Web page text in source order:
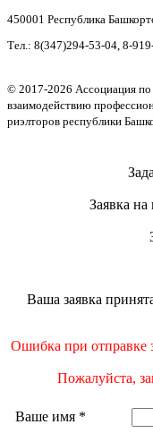
450001 Республика
Тел.: 8(347)294-53-04 8-
© 2017-2026 Ассоциация по
взаимодействию
риэлторов республики
Заявка
Ваша заявка
Ошибка при отправке
Пожалуйста,
Ваше имя *